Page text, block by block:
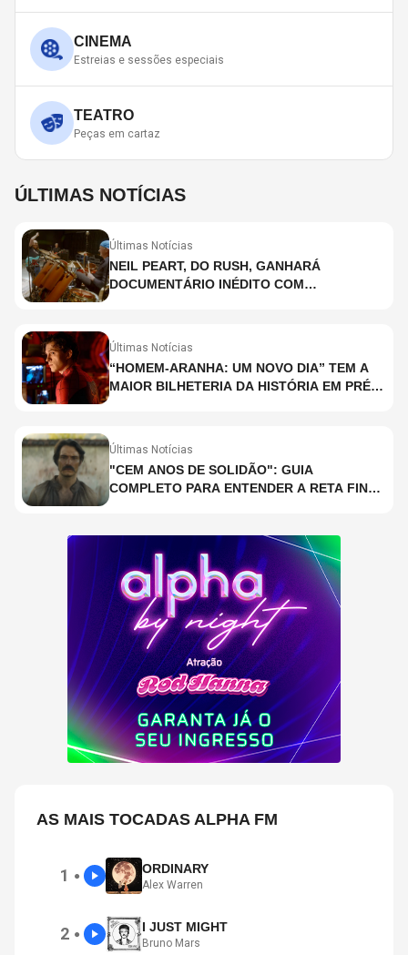
CINEMA
Estreias e sessões especiais
TEATRO
Peças em cartaz
ÚLTIMAS NOTÍCIAS
Últimas Notícias
NEIL PEART, DO RUSH, GANHARÁ
DOCUMENTÁRIO INÉDITO COM
Últimas Notícias
“HOMEM-ARANHA: UM NOVO DIA” TEM A
MAIOR BILHETERIA DA HISTÓRIA EM PRÉ-
Últimas Notícias
"CEM ANOS DE SOLIDÃO": GUIA
COMPLETO PARA ENTENDER A RETA FINAL
AS MAIS TOCADAS ALPHA FM
1 ● ORDINARY
Alex Warren
2 ● I JUST MIGHT
Bruno Mars